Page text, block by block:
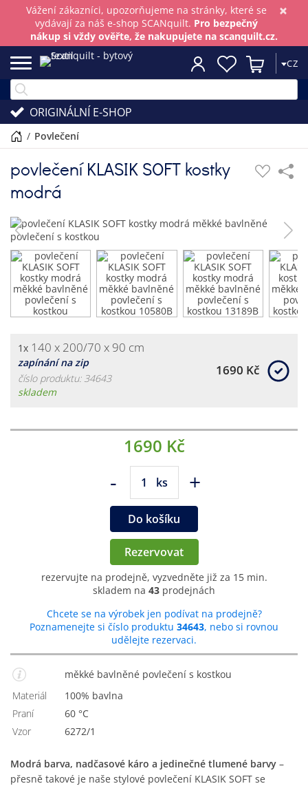
×
Vážení zákazníci, upozorňujeme na stránky, které se
vydávají za náš e-shop SCANquilt. Pro bezpečný
nákup si vždy ověřte, že nakupujete na scanquilt.cz.
CZ
ORIGINÁLNÍ E-SHOP
/ povlečení
povlečení KLASIK SOFT kostky
modrá
1x 140 x 200/70 x 90 cm
zapínání na zip
číslo produktu: 34643
skladem
1690 Kč
1690 Kč
- ks +
Do košíku
Rezervovat
rezervujte na prodejně, vyzvedněte již za 15 min.
skladem na 43 prodejnách
Chcete se na výrobek jen podívat na prodejně?
Poznamenejte si číslo produktu 34643, nebo si rovnou
udělejte rezervaci.
měkké bavlněné povlečení s kostkou
Materiál
100% bavlna
Praní
60 °C
Vzor
6272/1
Modrá barva, nadčasové káro a jedinečné tlumené barvy –
přesně takové je naše stylové povlečení KLASIK SOFT se